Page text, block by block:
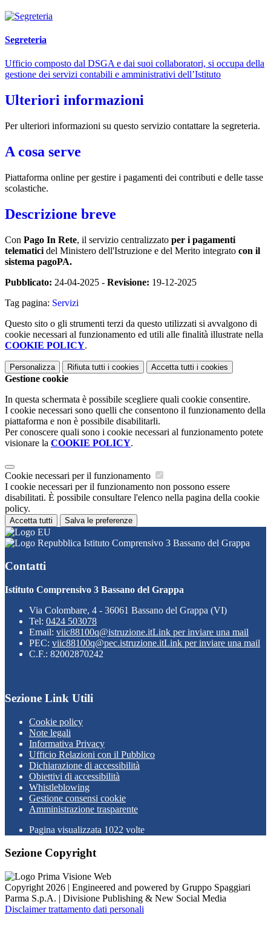
Segreteria
Ufficio composto dal DSGA e dai suoi collaboratori, si occupa della
gestione dei servizi contabili e amministrativi dell’Istituto
Ulteriori informazioni
Per ulteriori informazioni su questo servizio contattare la segreteria.
A cosa serve
Piattaforma online per gestire i pagamenti dei contributi e delle tasse
scolastiche.
Descrizione breve
Con Pago In Rete, il servizio centralizzato per i pagamenti
telematici del Ministero dell'Istruzione e del Merito integrato con il
sistema pagoPA.
Pubblicato: 24-04-2025 - Revisione: 19-12-2025
Tag pagina: Servizi
Questo sito o gli strumenti terzi da questo utilizzati si avvalgono di
cookie necessari al funzionamento ed utili alle finalità illustrate nella
COOKIE POLICY.
Personalizza Rifiuta tutti i cookies Accetta tutti i cookies
Gestione cookie
In questa schermata è possibile scegliere quali cookie consentire.
I cookie necessari sono quelli che consentono il funzionamento della
piattaforma e non è possibile disabilitarli.
Per conoscere quali sono i cookie necessari al funzionamento potete
visionare la COOKIE POLICY.
Cookie necessari per il funzionamento
I cookie necessari per il funzionamento non possono essere
disabilitati. È possibile consultare l'elenco nella pagina della cookie
policy.
Accetta tutti Salva le preferenze
Istituto Comprensivo 3 Bassano del Grappa
Contatti
Istituto Comprensivo 3 Bassano del Grappa
Via Colombare, 4 - 36061 Bassano del Grappa (VI)
Tel: 0424 503078
Email: viic88100q@istruzione.itLink per inviare una mail
PEC: viic88100q@pec.istruzione.itLink per inviare una mail
C.F.: 82002870242
Sezione Link Utili
Cookie policy
Note legali
Informativa Privacy
Ufficio Relazioni con il Pubblico
Dichiarazione di accessibilità
Obiettivi di accessibilità
Whistleblowing
Gestione consensi cookie
Amministrazione trasparente
Pagina visualizzata 1022 volte
Sezione Copyright
Copyright 2026 | Engineered and powered by Gruppo Spaggiari
Parma S.p.A. | Divisione Publishing & New Social Media
Disclaimer trattamento dati personali